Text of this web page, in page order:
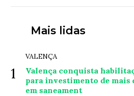
Mais lidas
1
VALENÇA
Valença conquista
para investimento de mais
em saneament